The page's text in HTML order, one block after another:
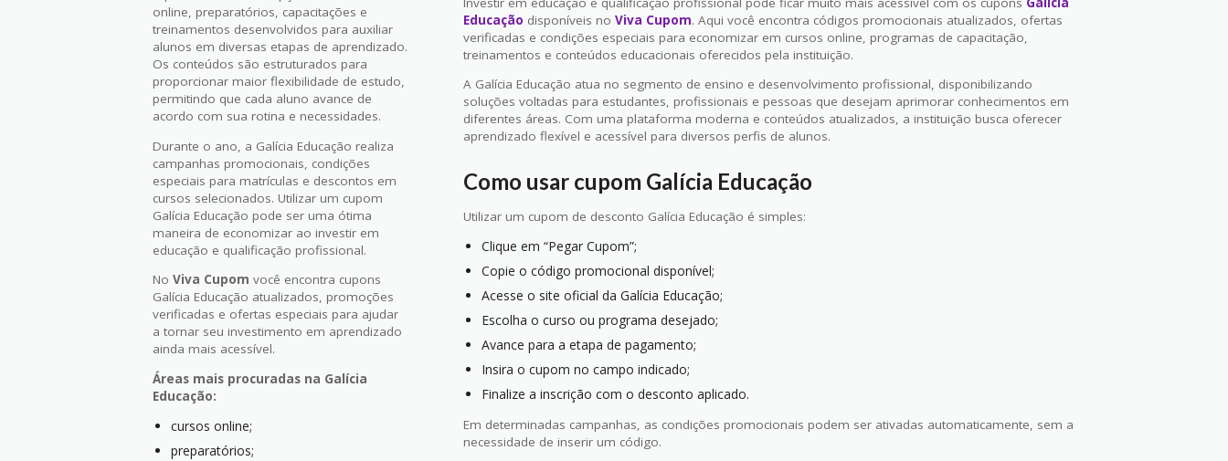
Educação disponíveis no Viva Cupom. Aqui você encontra códigos promocionais atualizados, ofertas
verificadas e condições especiais para economizar em cursos online, programas de capacitação,
treinamentos e conteúdos educacionais oferecidos pela instituição.
A Galícia Educação atua no segmento de ensino e desenvolvimento profissional, disponibilizando
soluções voltadas para estudantes, profissionais e pessoas que desejam aprimorar conhecimentos em
diferentes áreas. Com uma plataforma moderna e conteúdos atualizados, a instituição busca oferecer
aprendizado flexível e acessível para diversos perfis de alunos.
Como usar cupom Galícia Educação
Utilizar um cupom de desconto Galícia Educação é simples:
Clique em “Pegar Cupom”;
Copie o código promocional disponível;
Acesse o site oficial da Galícia Educação;
Escolha o curso ou programa desejado;
Avance para a etapa de pagamento;
Insira o cupom no campo indicado;
Finalize a inscrição com o desconto aplicado.
Em determinadas campanhas, as condições promocionais podem ser ativadas automaticamente, sem a
necessidade de inserir um código.
online, preparatórios, capacitações e
treinamentos desenvolvidos para auxiliar
alunos em diversas etapas de aprendizado.
Os conteúdos são estruturados para
proporcionar maior flexibilidade de estudo,
permitindo que cada aluno avance de
acordo com sua rotina e necessidades.
Durante o ano, a Galícia Educação realiza
campanhas promocionais, condições
especiais para matrículas e descontos em
cursos selecionados. Utilizar um cupom
Galícia Educação pode ser uma ótima
maneira de economizar ao investir em
educação e qualificação profissional.
No Viva Cupom você encontra cupons
Galícia Educação atualizados, promoções
verificadas e ofertas especiais para ajudar
a tornar seu investimento em aprendizado
ainda mais acessível.
Áreas mais procuradas na Galícia
Educação:
cursos online;
preparatórios;